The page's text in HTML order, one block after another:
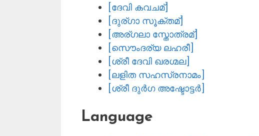
[ദേവി കവചമ്]
[ദുര്ഗാ സൂക്തമ്]
[അര്ഗലാ സ്തോത്രമ്]
[സൌംദര്യ ലഹരീ]
[ശ്രീ ദേവി ഖരഗ്മല]
[ലളിത സഹസ്രനാമം]
[ശ്രീ ദുർഗ അഷ്ടോട്ടർ]
Language